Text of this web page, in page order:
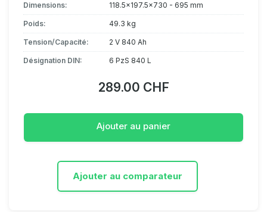
Dimensions: 118.5x197.5x730 - 695 mm
Poids: 49.3 kg
Tension/Capacité: 2 V 840 Ah
Désignation DIN: 6 PzS 840 L
289.00 CHF
Ajouter au panier
Ajouter au comparateur